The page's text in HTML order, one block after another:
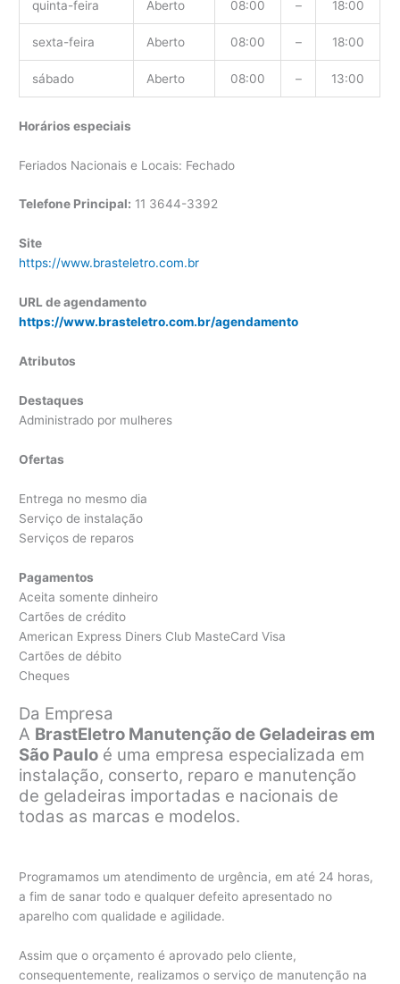
quinta-feira Aberto 08:00 – 18:00
sexta-feira Aberto 08:00 – 18:00
sábado Aberto 08:00 – 13:00
Horários especiais
Feriados Nacionais e Locais: Fechado
Telefone Principal: 11 3644-3392
Site
https://www.brasteletro.com.br
URL de agendamento
https://www.brasteletro.com.br/agendamento
Atributos
Destaques
Administrado por mulheres
Ofertas
Entrega no mesmo dia
Serviço de instalação
Serviços de reparos
Pagamentos
Aceita somente dinheiro
Cartões de crédito
American Express Diners Club MasteCard Visa
Cartões de débito
Cheques
Da Empresa
A BrastEletro Manutenção de Geladeiras em
São Paulo é uma empresa especializada em
instalação, conserto, reparo e manutenção
de geladeiras importadas e nacionais de
todas as marcas e modelos.
Programamos um atendimento de urgência, em até 24 horas,
a fim de sanar todo e qualquer defeito apresentado no
aparelho com qualidade e agilidade.
Assim que o orçamento é aprovado pelo cliente,
consequentemente, realizamos o serviço de manutenção na